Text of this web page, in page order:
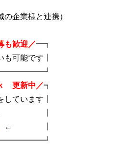
の企業様と連携）
も歓迎／━┓
も可能です┃
更新中／┓
しています┃
さい。 ┃
← ┃